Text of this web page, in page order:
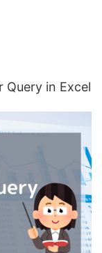
Query in Excel